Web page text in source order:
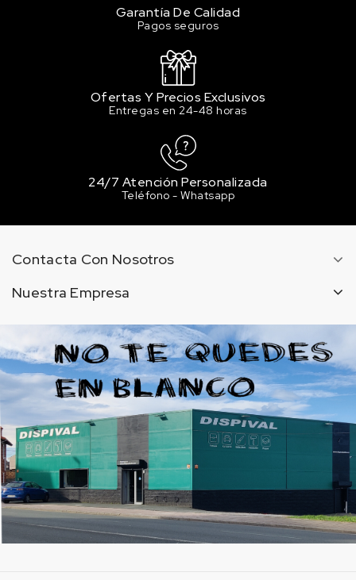
Garantía De Calidad
Pagos seguros
Ofertas Y Precios Exclusivos
Entregas en 24-48 horas
24/7 Atención Personalizada
Teléfono - Whatsapp
Contacta Con Nosotros
Nuestra Empresa